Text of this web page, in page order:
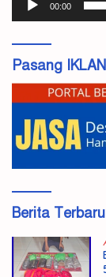
00:00
Pasang IKLAN
Berita Terbaru